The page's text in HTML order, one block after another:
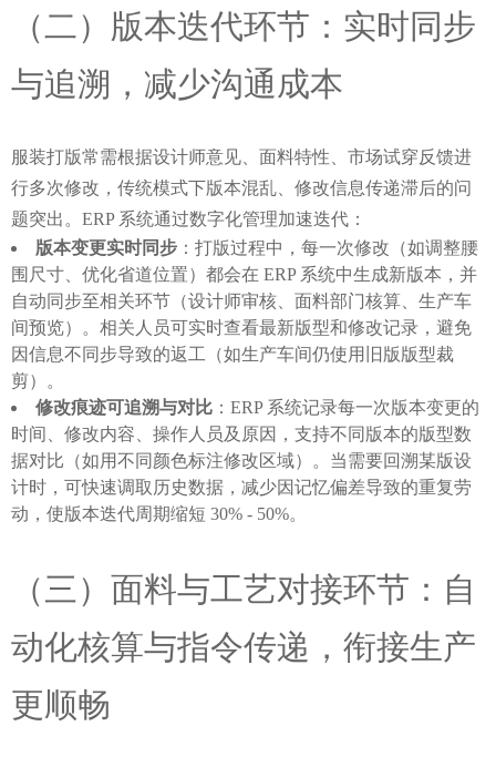
（二）版本迭代环节：实时同步
与追溯，减少沟通成本
服装打版常需根据设计师意见、面料特性、市场试穿反馈进
行多次修改，传统模式下版本混乱、修改信息传递滞后的问
题突出。ERP 系统通过数字化管理加速迭代：
版本变更实时同步 ：打版过程中，每一次修改（如调整腰
围尺寸、优化省道位置）都会在 ERP 系统中生成新版本，并
自动同步至相关环节（设计师审核、面料部门核算、生产车
间预览）。相关人员可实时查看最新版型和修改记录，避免
因信息不同步导致的返工（如生产车间仍使用旧版版型裁
剪）。
修改痕迹可追溯与对比 ：ERP 系统记录每一次版本变更的
时间、修改内容、操作人员及原因，支持不同版本的版型数
据对比（如用不同颜色标注修改区域）。当需要回溯某版设
计时，可快速调取历史数据，减少因记忆偏差导致的重复劳
动，使版本迭代周期缩短 30% - 50%。
（三）面料与工艺对接环节：自
动化核算与指令传递，衔接生产
更顺畅